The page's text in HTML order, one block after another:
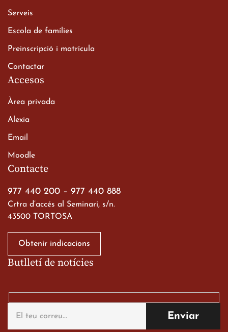
Xerrada del Sr. Bisbe als
Batxillerat
a les ciutats imperials
alumnes al Tortosa
English Festival
13 de març de 2026
Contacte
977 440 200 – 977 440 888
Crtra d’accés al Seminari, s/n.
43500 TORTOSA
Obtenir indicacions
Serveis
Escola de famílies
Preinscripció i matrícula
Contactar
Accesos
Àrea privada
Alexia
Email
Moodle
Butlletí de notícies